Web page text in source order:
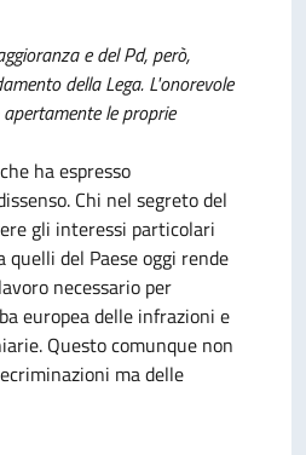
e del Pd, però,
della Lega. L'onorevole
le proprie
ha espresso
Chi nel segreto del
gli interessi particolari
del Paese oggi rende
necessario per
europea delle infrazioni e
Questo comunque non
ma delle